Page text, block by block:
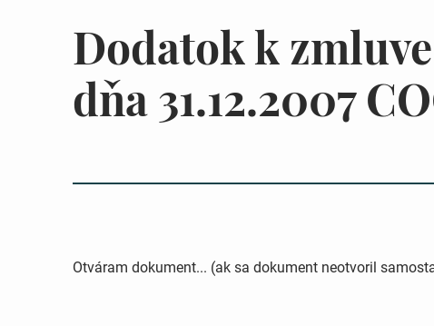
Dodatok k
dňa 31.12.2007
Otváram dokument... (ak sa dokument neotvoril